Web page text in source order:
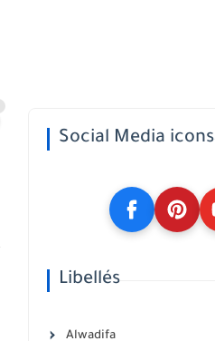
Social Media icons
Libellés
Alwadifa